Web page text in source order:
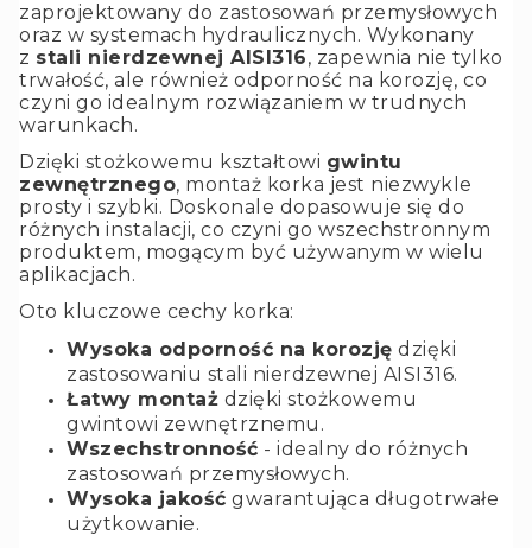
zaprojektowany do zastosowań przemysłowych
oraz w systemach hydraulicznych. Wykonany
z stali nierdzewnej AISI316, zapewnia nie tylko
trwałość, ale również odporność na korozję, co
czyni go idealnym rozwiązaniem w trudnych
warunkach.
Dzięki stożkowemu kształtowi gwintu
zewnętrznego, montaż korka jest niezwykle
prosty i szybki. Doskonale dopasowuje się do
różnych instalacji, co czyni go wszechstronnym
produktem, mogącym być używanym w wielu
aplikacjach.
Oto kluczowe cechy korka:
Wysoka odporność na korozję dzięki
zastosowaniu stali nierdzewnej AISI316.
Łatwy montaż dzięki stożkowemu
gwintowi zewnętrznemu.
Wszechstronność - idealny do różnych
zastosowań przemysłowych.
Wysoka jakość gwarantująca długotrwałe
użytkowanie.